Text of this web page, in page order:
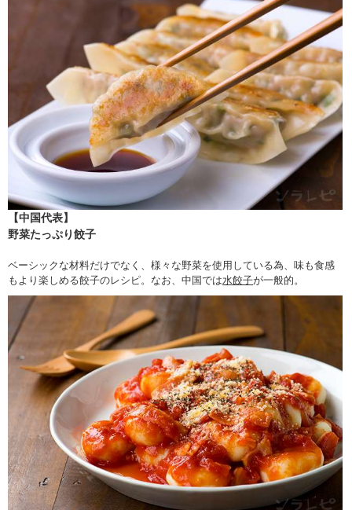
【中国代表】
野菜たっぷり餃子
ベーシックな材料だけでなく、様々な野菜を使用している為、味も食感
もより楽しめる餃子のレシピ。なお、中国では水餃子が一般的。